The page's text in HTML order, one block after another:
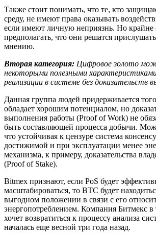
Также стоит понимать, что те, кто
среду, не имеют права оказывать
если имеют личную неприязнь. Но крайне
предполагать, что они решатся
мнению.
Вторая категория: Цифровое золото
некоторыми полезными
реализации в системе без доказательств
Данная группа людей придерживается
обладает хорошим потенциалом, но
выполнения работы (Proof of Work) не
быть составляющей процесса добычи.
что устойчивая к цензуре система
достижимой и при эксплуатации менее
механизма, к примеру, доказательства
(Proof of Stake).
Bitmex признают, если PoS будет
масштабироваться, то ВТС будет
выгодном положении в связи с его
энергопотреблением. Компания Битмекс в
хочет возвратиться к процессу анализа
началась еще весной три года назад.